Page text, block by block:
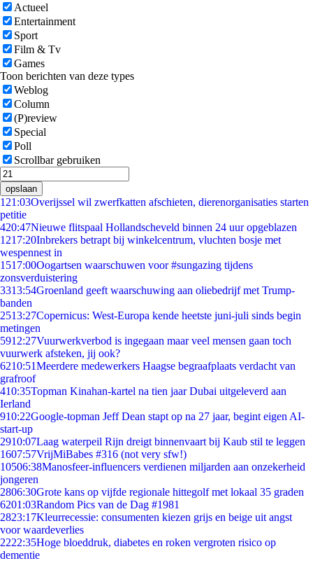
Actueel
Entertainment
Sport
Film & Tv
Games
Toon berichten van deze types
Weblog
Column
(P)review
Special
Poll
Scrollbar gebruiken
opslaan
1 21:03Overijssel wil zwerfkatten afschieten, dierenorganisaties starten
petitie
420:47Nieuwe flitspaal Hollandscheveld binnen 24 uur opgeblazen
1217:20Inbrekers betrapt bij winkelcentrum, vluchten bosje met
wespennest in
1517:00Oogartsen waarschuwen voor #sungazing tijdens
zonsverduistering
3313:54Groenland geeft waarschuwing aan oliebedrijf met Trump-
banden
2513:27Copernicus: West-Europa kende heetste juni-juli sinds begin
metingen
5912:27Vuurwerkverbod is ingegaan maar veel mensen gaan toch
vuurwerk afsteken, jij ook?
6210:51Meerdere medewerkers Haagse begraafplaats verdacht van
grafroof
410:35Topman Kinahan-kartel na tien jaar Dubai uitgeleverd aan
Ierland
910:22Google-topman Jeff Dean stapt op na 27 jaar, begint eigen AI-
start-up
2910:07Laag waterpeil Rijn dreigt binnenvaart bij Kaub stil te leggen
1607:57VrijMiBabes #316 (not very sfw!)
10506:38Manosfeer-influencers verdienen miljarden aan onzekerheid
jongeren
2806:30Grote kans op vijfde regionale hittegolf met lokaal 35 graden
6201:03Random Pics van de Dag #1981
2823:17Kleurrecessie: consumenten kiezen grijs en beige uit angst
voor waardeverlies
2222:35Hoge bloeddruk, diabetes en roken vergroten risico op
dementie